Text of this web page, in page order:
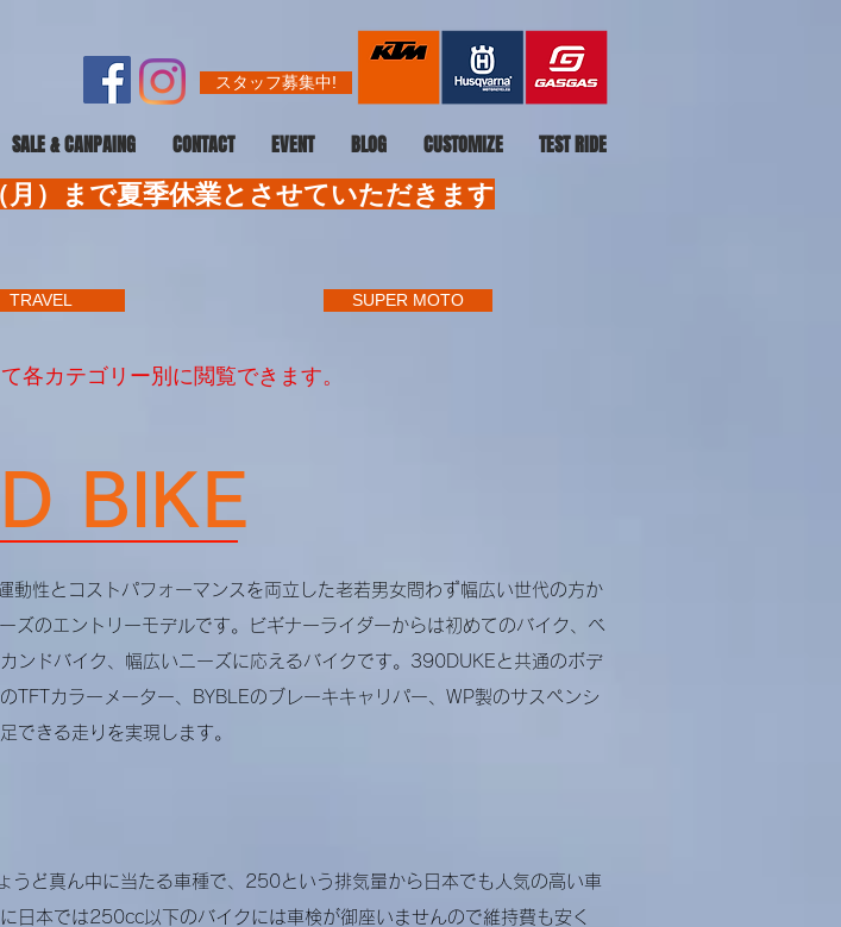
スタッフ募集中!
SALE & CANPAING CONTACT EVENT BLOG CUSTOMIZE TEST RIDE
）まで夏季休業とさせていただきます
TRAVEL SUPER MOTO
各カテゴリー別に閲覧できます。
BIKE
動性とコストパフォーマンスを両立した老若男女問わず幅広い世代の方か
ズのエントリーモデルです。ビギナーライダーからは初めてのバイク、ベ
ンドバイク、幅広いニーズに応えるバイクです。 390DUKEと共通のボデ
TFTカラーメーター、BYBLEのブレーキキャリパー、WP製のサスペンシ
できる走りを実現します。
うど真ん中に当たる車種で、250という排気量から日本でも人気の高い車
日本では250cc以下のバイクには車検が御座いませんので維持費も安く